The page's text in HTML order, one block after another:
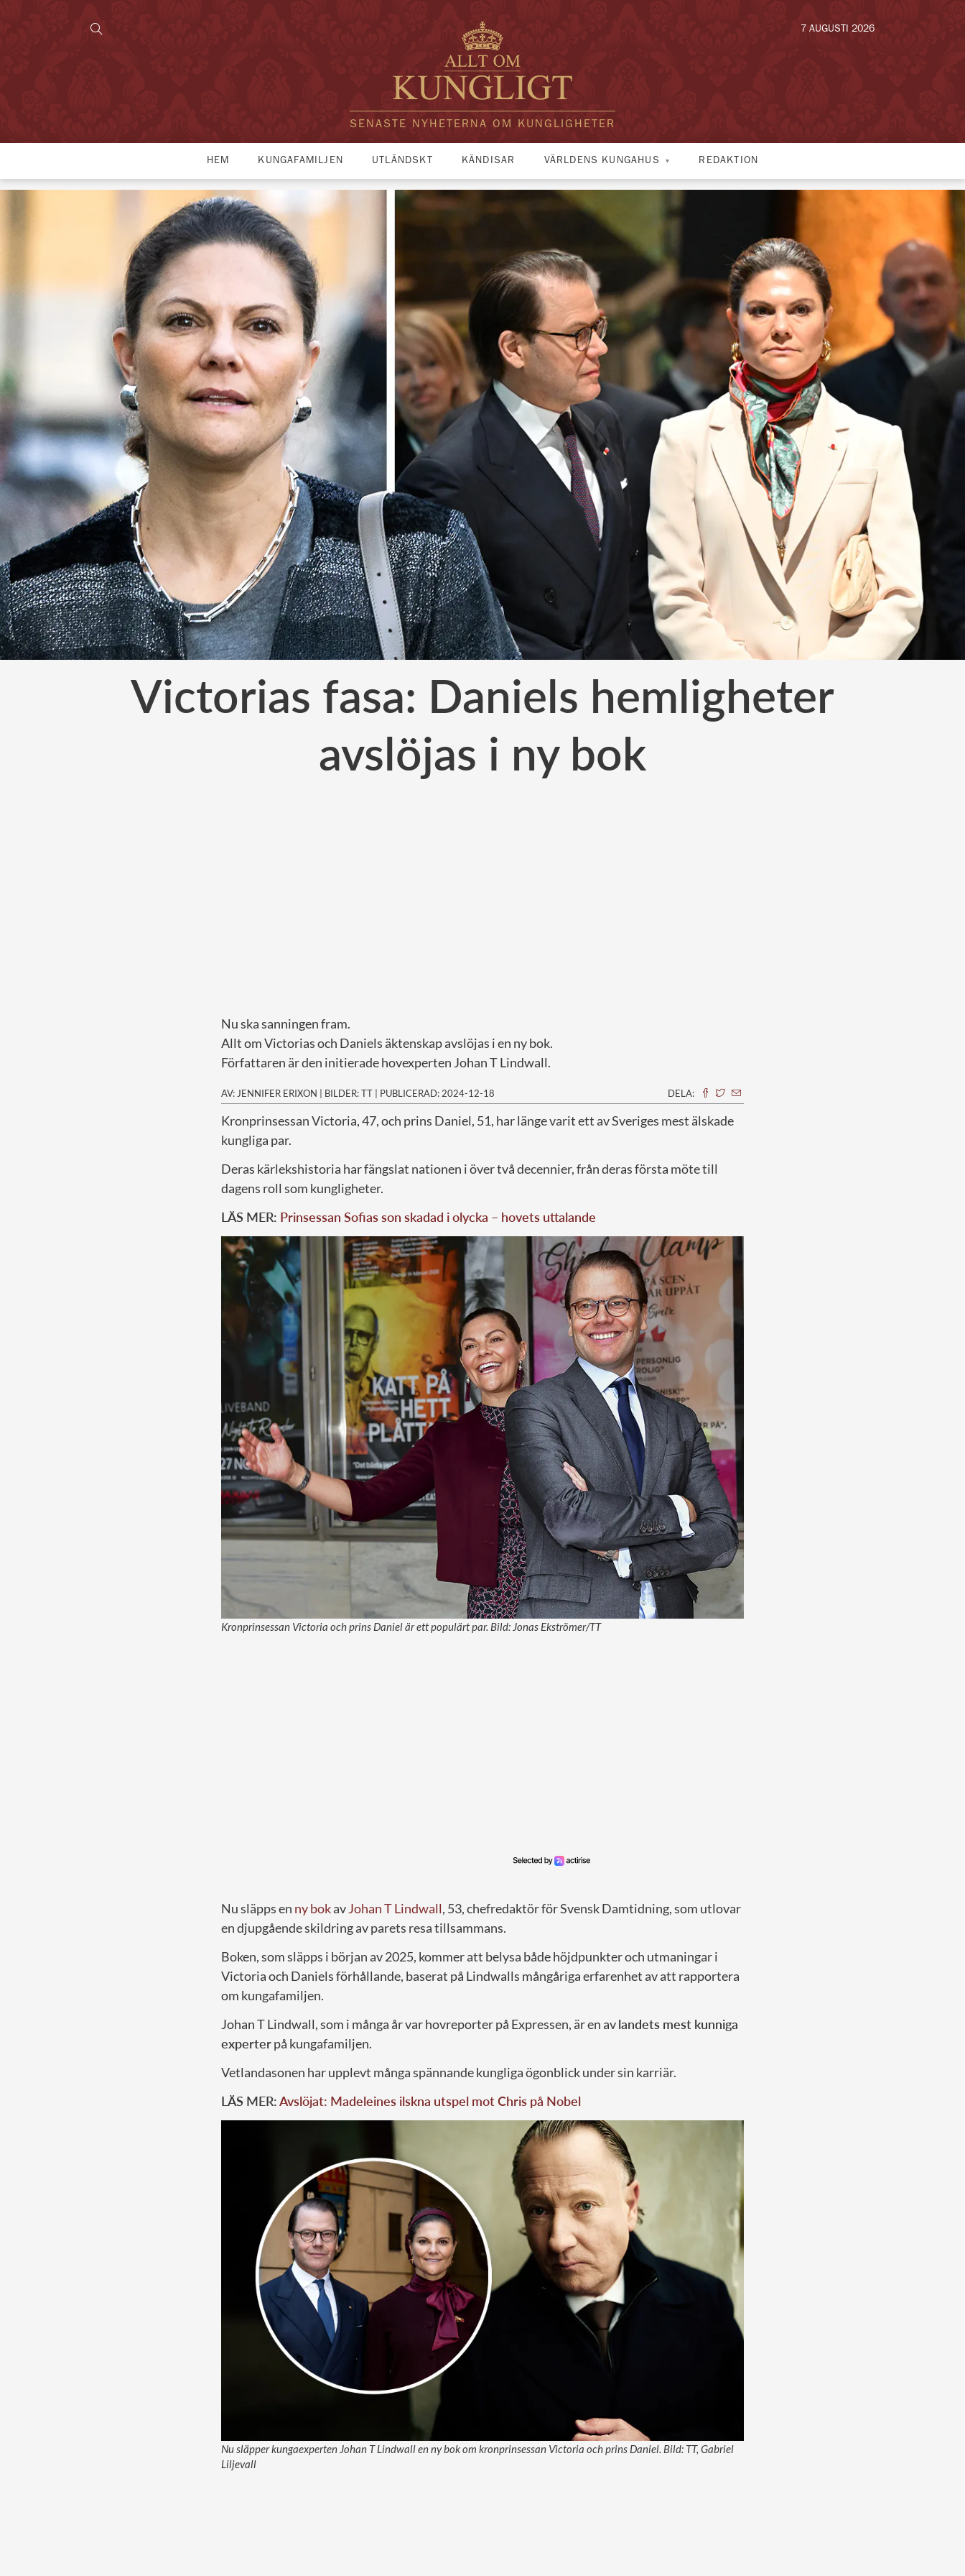
SENASTE NYHETERNA OM KUNGLIGHETER
7 AUGUSTI 2026
HEM KUNGAFAMILJEN UTLÄNDSKT KÄNDISAR VÄRLDENS KUNGAHUS REDAKTION
Victorias fasa: Daniels hemligheter
avslöjas i ny bok
Nu ska sanningen fram.
Allt om Victorias och Daniels äktenskap avslöjas i en ny bok.
Författaren är den initierade hovexperten Johan T Lindwall.
AV: JENNIFER ERIXON | BILDER: TT | PUBLICERAD: 2024-12-18 DELA:
Kronprinsessan Victoria, 47, och prins Daniel, 51, har länge varit ett av Sveriges mest älskade
kungliga par.
Deras kärlekshistoria har fängslat nationen i över två decennier, från deras första möte till
dagens roll som kungligheter.
LÄS MER: Prinsessan Sofias son skadad i olycka – hovets uttalande
Kronprinsessan Victoria och prins Daniel är ett populärt par. Bild: Jonas Ekströmer/TT
Nu släpps en ny bokavJohan T Lindwall, 53, chefredaktör för Svensk Damtidning, som utlovar
en djupgående skildring av parets resa tillsammans.
Boken, som släpps i början av 2025, kommer att belysa både höjdpunkter och utmaningar i
Victoria och Daniels förhållande, baserat på Lindwalls mångåriga erfarenhet av att rapportera
om kungafamiljen.
Johan T Lindwall, som i många år var hovreporter på Expressen, är en avlandets mest kunniga
experterpå kungafamiljen.
Vetlandasonen har upplevt många spännande kungliga ögonblick under sin karriär.
LÄS MER:Avslöjat: Madeleines ilskna utspel mot Chris på Nobel
Nu släpper kungaexperten Johan T Lindwall en ny bok om kronprinsessan Victoria och prins Daniel. Bild: TT, Gabriel
Liljevall